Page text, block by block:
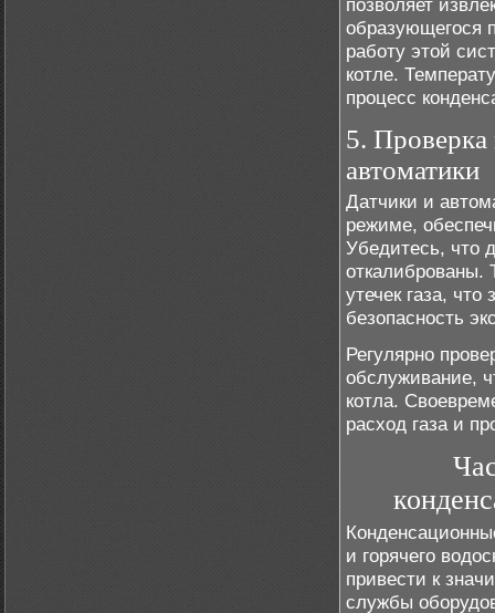
позволяет
образующегося
работу этой
котле.
процесс
5. Проверка
автоматики
Датчики и
режиме,
Убедитесь, что
откалиброваны.
утечек газа, что
безопасность
Регулярно
обслуживание,
котла.
расход газа и
и горячего
привести к
службы